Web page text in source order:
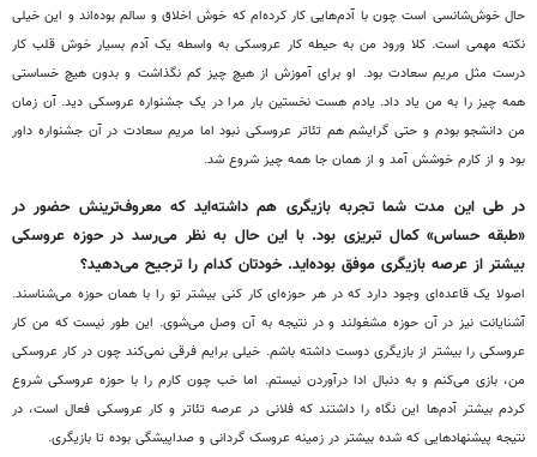
حال خوششانسی است چون با آدمهایی کار کردهام که خوش اخلاق و سالم بودهاند و این خیلی
نکته مهمی است. کلا ورود من به حیطه کار عروسکی به واسطه یک آدم بسیار خوش قلب کار
درست مثل مریم سعادت بود. او برای آموزش از هیچ چیز کم نگذاشت و بدون هیچ خساستی
همه چیز را به من یاد داد. یادم هست نخستین بار مرا در یک جشنواره عروسکی دید. آن زمان
من دانشجو بودم و حتی گرایشم هم تئاتر عروسکی نبود اما مریم سعادت در آن جشنواره داور
بود و از کارم خوشش آمد و از همان جا همه چیز شروع شد.
در طی این مدت شما تجربه بازیگری هم داشتهاید که معروفترینش حضور در
«طبقه حساس»کمال تبریزی بود. با این حال به نظر میرسد در حوزه عروسکی
بیشتر از عرصه بازیگری موفق بودهاید. خودتان کدام را ترجیح میدهید؟
اصولا یک قاعدهای وجود دارد که در هر حوزهای کار کنی بیشتر تو را با همان حوزه میشناسند.
آشنایانت نیز در آن حوزه مشغولند و در نتیجه به آن وصل میشوی. این طور نیست که من کار
عروسکی را بیشتر از بازیگری دوست داشته باشم. خیلی برایم فرقی نمیکند چون در کار عروسکی
من، بازی میکنم و به دنبال ادا درآوردن نیستم. اما خب چون کارم را با حوزه عروسکی شروع
کردم بیشتر آدمها این نگاه را داشتند که فلانی در عرصه تئاتر و کار عروسکی فعال است، در
نتیجه پیشنهادهایی که شده بیشتر در زمینه عروسک گردانی و صداپیشگی بوده تا بازیگری.